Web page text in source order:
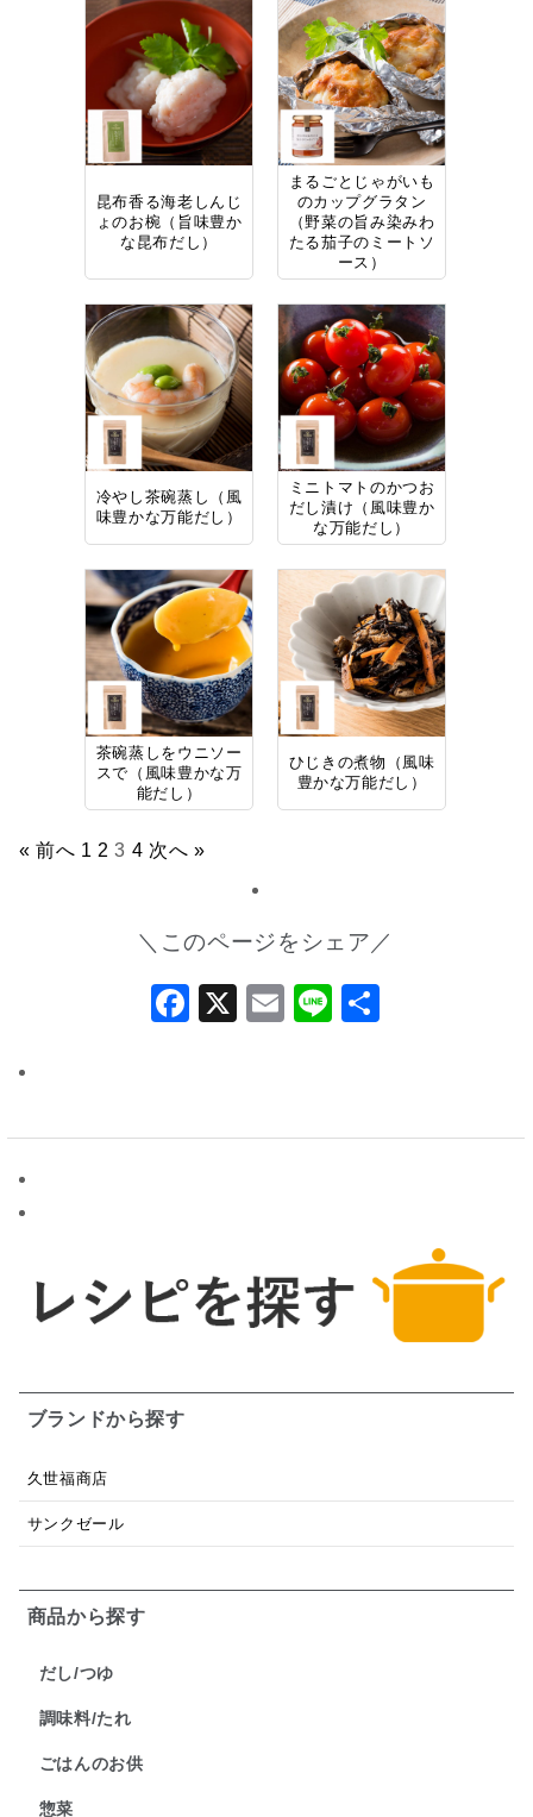
昆布香る海老しんじ
ょのお椀（旨味豊か
な昆布だし）
まるごとじゃがいも
のカップグラタン
（野菜の旨み染みわ
たる茄子のミートソ
ース）
冷やし茶碗蒸し（風
味豊かな万能だし）
ミニトマトのかつお
だし漬け（風味豊か
な万能だし）
茶碗蒸しをウニソー
スで（風味豊かな万
能だし）
ひじきの煮物（風味
豊かな万能だし）
« 前へ 1 2 3 4 次へ »
＼このページをシェア／
Facebook
X Email
Line
ブランドから探す
久世福商店
サンクゼール
商品から探す
だし/つゆ
調味料/たれ
ごはんのお供
惣菜